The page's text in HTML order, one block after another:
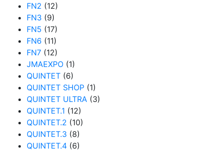
FN2 (12)
FN3 (9)
FN5 (17)
FN6 (11)
FN7 (12)
JMAEXPO (1)
QUINTET (6)
QUINTET SHOP (1)
QUINTET ULTRA (3)
QUINTET.1 (12)
QUINTET.2 (10)
QUINTET.3 (8)
QUINTET.4 (6)